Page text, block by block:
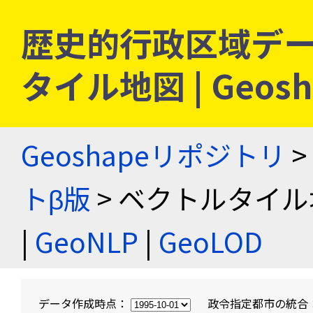
歴史的行政区域デ
タイル地図 |
Geoshapeリポジトリ >
トβ版 > ベクトルタイ
| GeoNLP | GeoLOD
データ作成時点： 政令指定都市の統